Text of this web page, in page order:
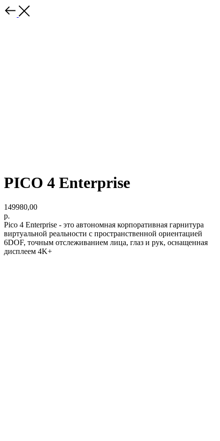
PICO 4 Enterprise
149980,00
р.
Pico 4 Enterprise - это автономная корпоративная гарнитура
виртуальной реальности с пространственной ориентацией
6DOF, точным отслеживанием лица, глаз и рук, оснащенная
дисплеем 4K+